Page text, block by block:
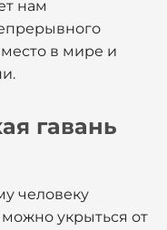
нам
в мире и
гавань
человеку
можно укрыться от